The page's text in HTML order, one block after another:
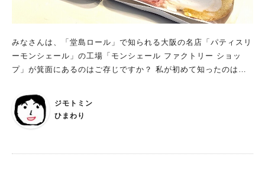
みなさんは、「堂島ロール」で知られる大阪の名店「パティスリ
ーモンシェール」の工場「モンシェール ファクトリー ショッ
プ」が箕面にあるのはご存じですか？ 私が初めて知ったのは、
買えると書かれていて「絶対に行く！」と決心。ただ、その頃か
ら育児や仕事でバタバタ。パパがたまにお土産で買ってきてくれ
る「堂島ロール」をいただくたびに、「箕面の店行きたいな…」
ジモトミン
ひまわり